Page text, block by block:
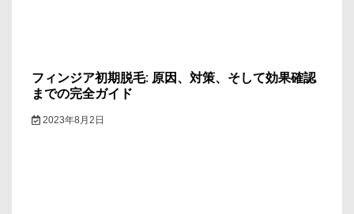
フィンジア初期脱毛: 原因、対策、そして効果確認
までの完全ガイド
2023年8月2日